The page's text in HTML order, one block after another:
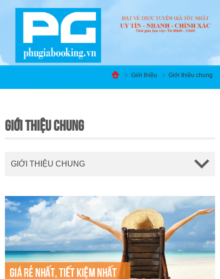
Giới thiệu Giới thiệu chung
GIỚI THIỆU CHUNG
GIỚI THIỆU CHUNG